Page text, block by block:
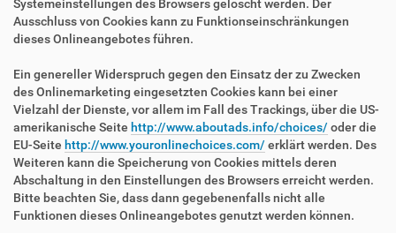
Systemeinstellungen des Browsers gelöscht werden. Der
Ausschluss von Cookies kann zu Funktionseinschränkungen
dieses Onlineangebotes führen.
Ein genereller Widerspruch gegen den Einsatz der zu Zwecken
des Onlinemarketing eingesetzten Cookies kann bei einer
Vielzahl der Dienste, vor allem im Fall des Trackings, über die US-
amerikanische Seite http://www.aboutads.info/choices/ oder die
EU-Seite http://www.youronlinechoices.com/ erklärt werden. Des
Weiteren kann die Speicherung von Cookies mittels deren
Abschaltung in den Einstellungen des Browsers erreicht werden.
Bitte beachten Sie, dass dann gegebenenfalls nicht alle
Funktionen dieses Onlineangebotes genutzt werden können.